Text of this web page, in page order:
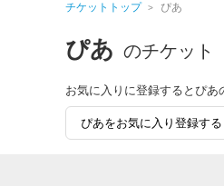
チケットトップ ぴあ
ぴあ のチケット
お気に入りに登録するとぴあ
ぴあをお気に入り登録する